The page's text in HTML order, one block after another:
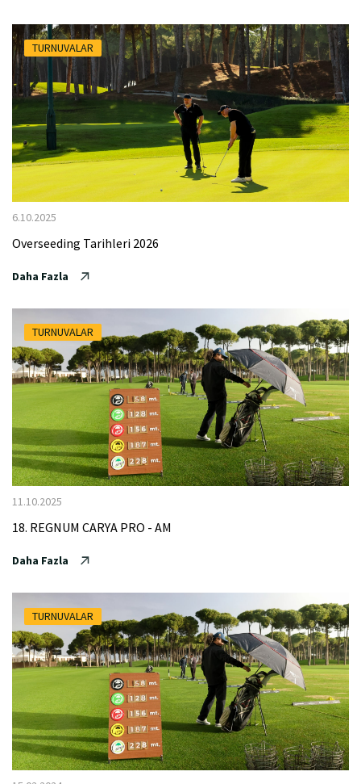
TURNUVALAR
6.10.2025
Overseeding Tarihleri 2026
Daha Fazla
TURNUVALAR
11.10.2025
18. REGNUM CARYA PRO - AM
Daha Fazla
TURNUVALAR